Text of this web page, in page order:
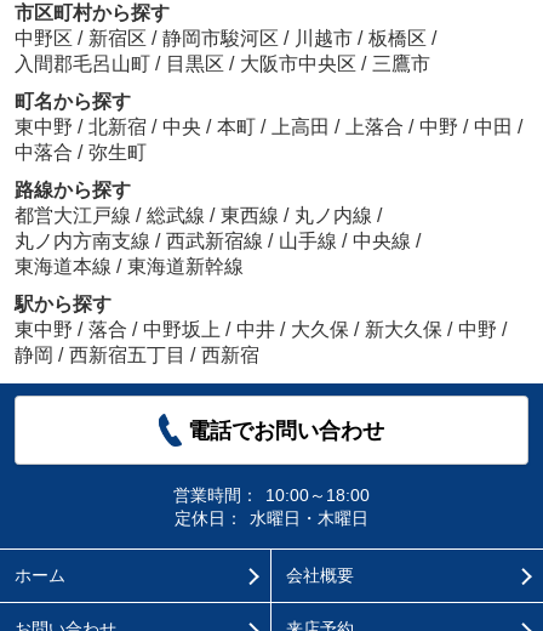
市区町村から探す
中野区 / 新宿区 / 静岡市駿河区 / 川越市 / 板橋区 /
入間郡毛呂山町 / 目黒区 / 大阪市中央区 / 三鷹市
町名から探す
東中野 / 北新宿 / 中央 / 本町 / 上高田 / 上落合 / 中野 / 中田 /
中落合 / 弥生町
路線から探す
都営大江戸線 / 総武線 / 東西線 / 丸ノ内線 /
丸ノ内方南支線 / 西武新宿線 / 山手線 / 中央線 /
東海道本線 / 東海道新幹線
駅から探す
東中野 / 落合 / 中野坂上 / 中井 / 大久保 / 新大久保 / 中野 /
静岡 / 西新宿五丁目 / 西新宿
電話でお問い合わせ
営業時間：
10:00～18:00
定休日：
水曜日・木曜日
ホーム 会社概要